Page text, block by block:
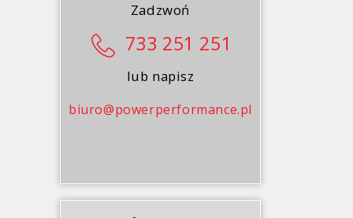
Zadzwoń
733 251 251
lub napisz
biuro@powerperformance.pl